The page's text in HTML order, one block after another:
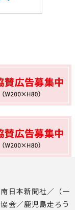
日本新聞社／（一
会／鹿児島走ろう